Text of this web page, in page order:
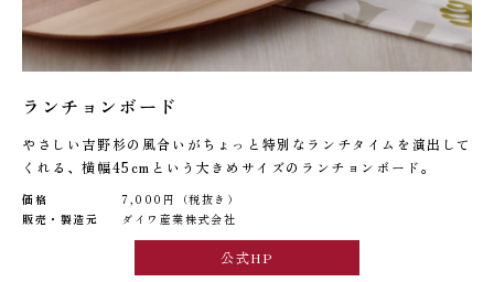
ランチョンボード
やさしい吉野杉の風合いがちょっと特別なランチタイムを演出して
くれる、横幅45cmという大きめサイズのランチョンボード。
価格
7,000円（税抜き）
販売・製造元
ダイワ産業株式会社
公式HP